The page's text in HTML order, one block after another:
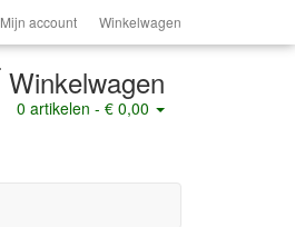
Mijn account Winkelwagen
Winkelwagen
0 artikelen - € 0,00